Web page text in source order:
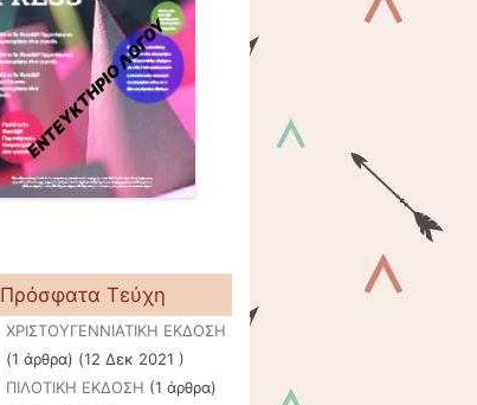
ΕΝΤΕΥΚΤΗΡΙΟ ΛΟΓΟΥ
Πρόσφατα Τεύχη
ΧΡΙΣΤΟΥΓΕΝΝΙΑΤΙΚΗ ΕΚΔΟΣΗ
(1 άρθρα) (12 Δεκ 2021 )
ΠΙΛΟΤΙΚΗ ΕΚΔΟΣΗ (1 άρθρα)